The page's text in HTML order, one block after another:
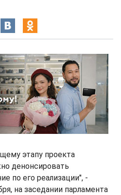
этапу проекта
денонсировать
по его реализации", -
на заседании парламента